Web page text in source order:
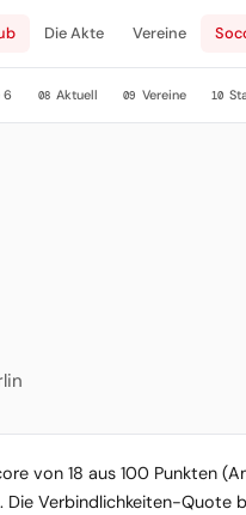
Die Akte Vereine
6 08 Aktuell 09 Vereine 10
von 18 aus 100 Punkten
Verbindlichkeiten-Quote